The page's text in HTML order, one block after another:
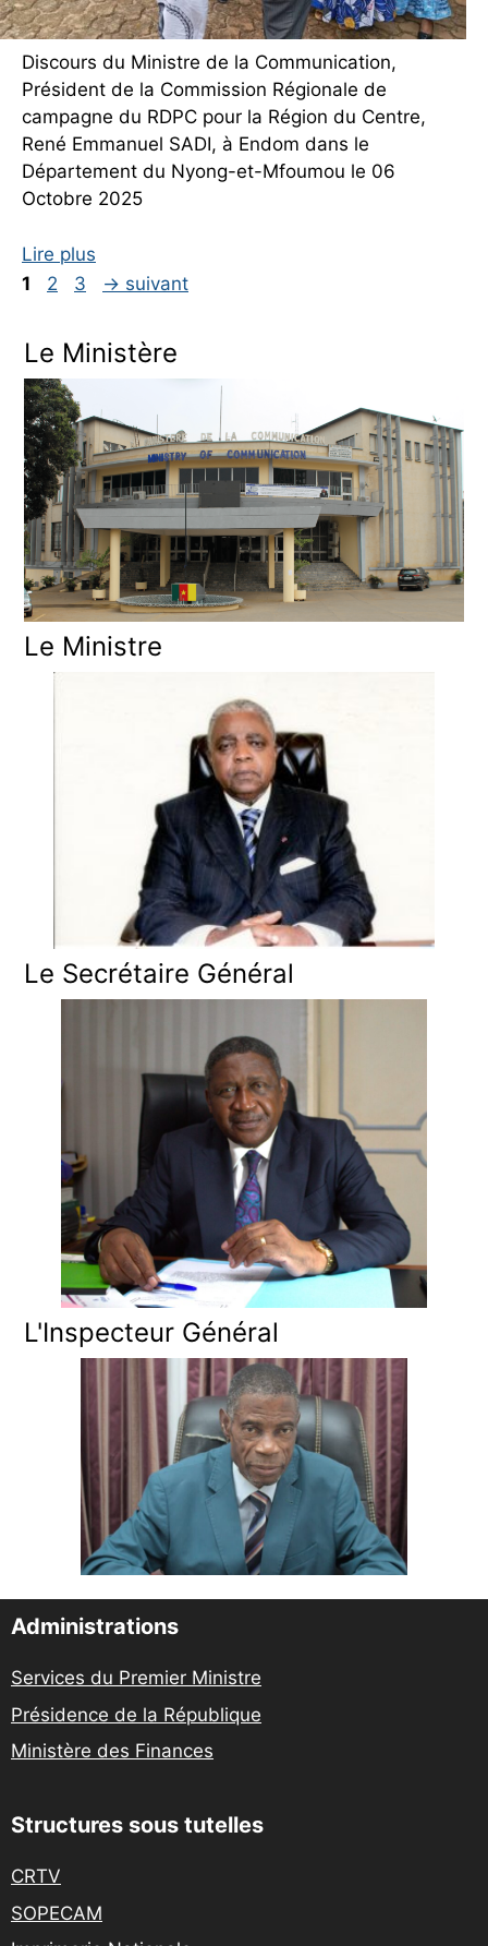
Discours du Ministre de la Communication,
Président de la Commission Régionale de
campagne du RDPC pour la Région du Centre,
René Emmanuel SADI, à Endom dans le
Département du Nyong-et-Mfoumou le 06
Octobre 2025
Lire plus
Page
1 Page
2 Page
3 → suivant
Le Ministère
Le Ministre
Le Secrétaire Général
L'Inspecteur Général
Administrations
Services du Premier Ministre
Présidence de la République
Ministère des Finances
Structures sous tutelles
CRTV
SOPECAM